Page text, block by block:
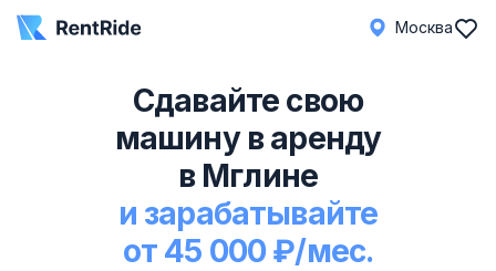
Москва
Сдавайте свою
машину в аренду
в Мглине
и зарабатывайте
от 45 000 ₽/мес.